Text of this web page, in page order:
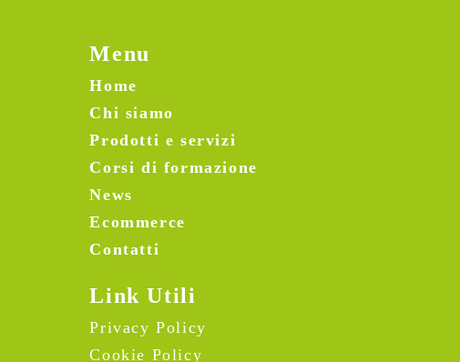
Menu
Home
Chi siamo
Prodotti e servizi
Corsi di formazione
News
Ecommerce
Contatti
Link Utili
Privacy Policy
Cookie Policy